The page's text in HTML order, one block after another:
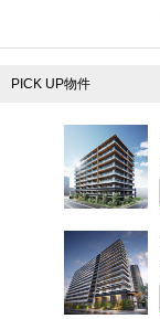
PICK UP物件